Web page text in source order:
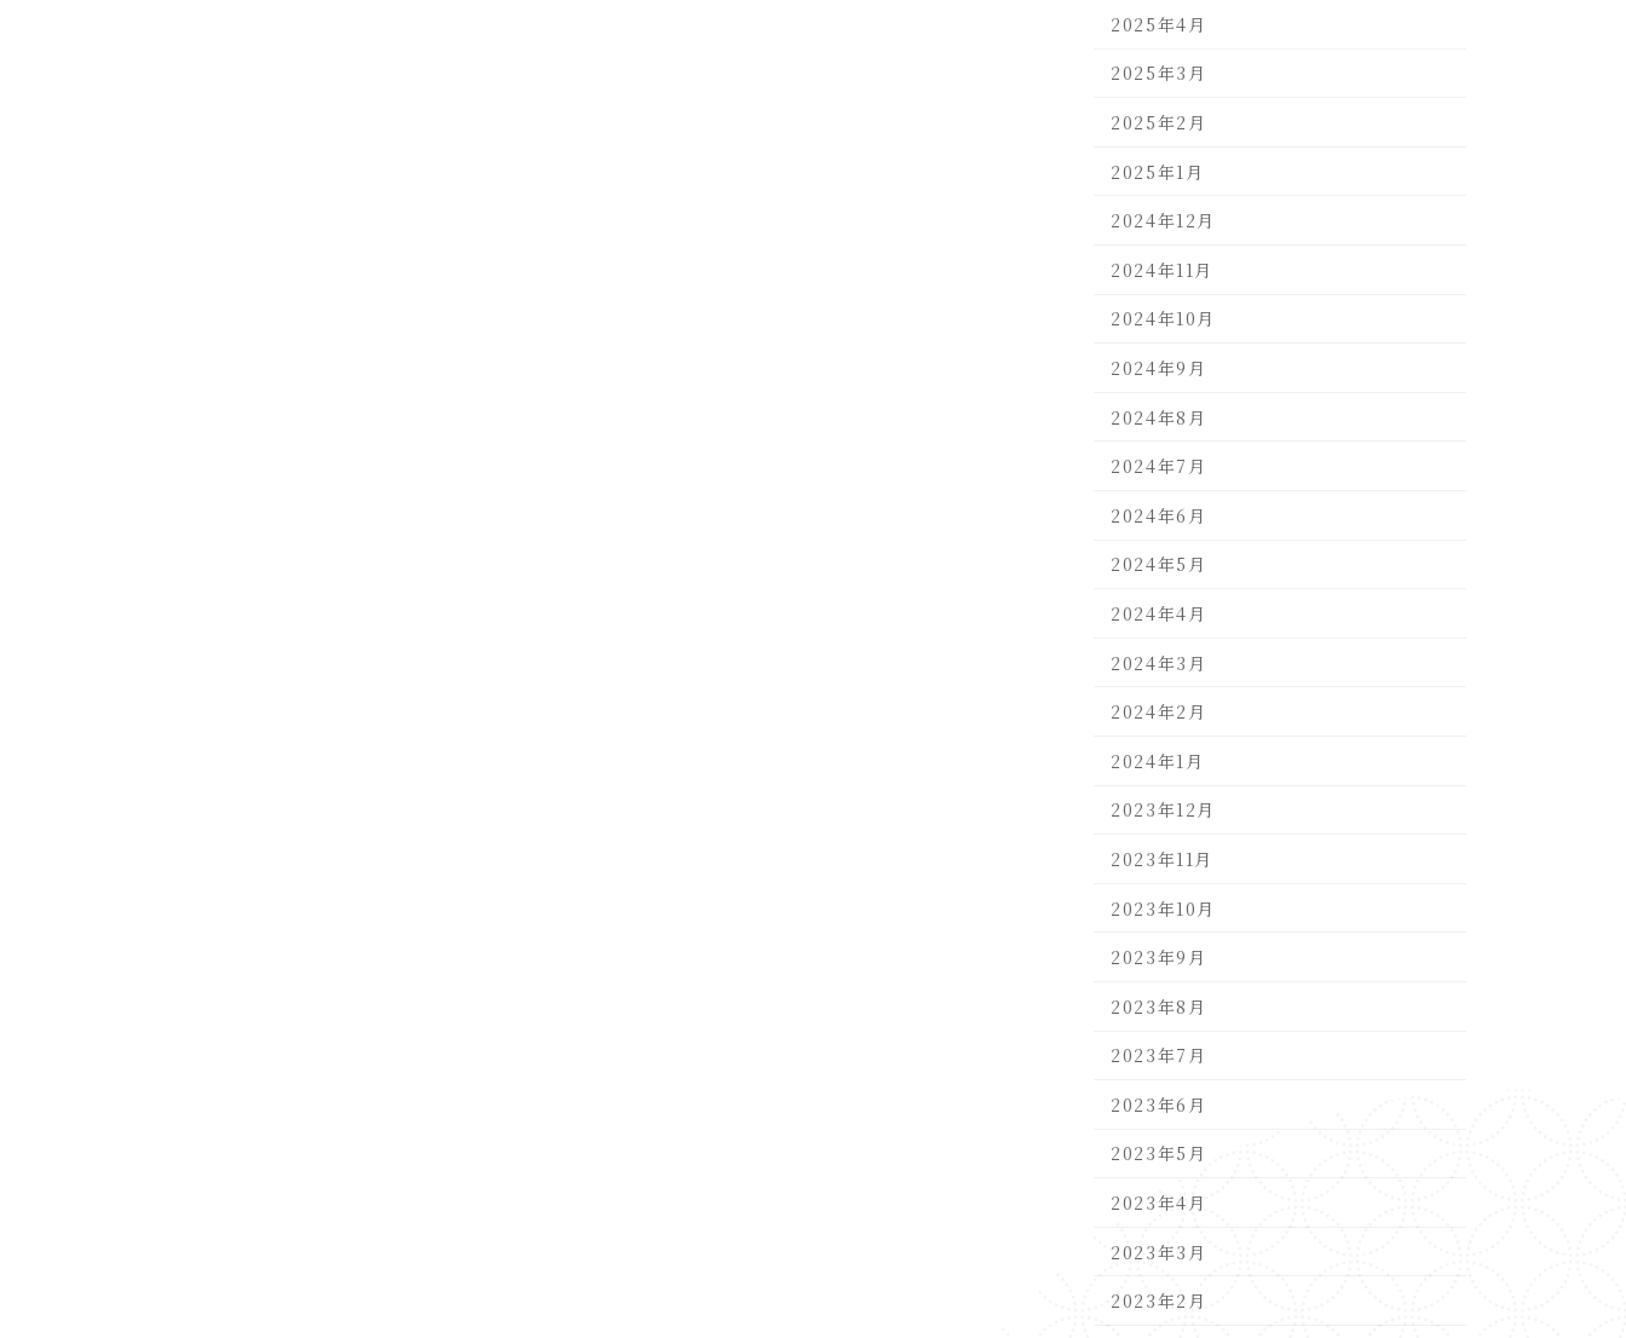
2025年4月
2025年3月
2025年2月
2025年1月
2024年12月
2024年11月
2024年10月
2024年9月
2024年8月
2024年7月
2024年6月
2024年5月
2024年4月
2024年3月
2024年2月
2024年1月
2023年12月
2023年11月
2023年10月
2023年9月
2023年8月
2023年7月
2023年6月
2023年5月
2023年4月
2023年3月
2023年2月